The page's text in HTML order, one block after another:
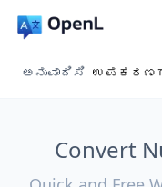
ಅನುವಾದಿಸಿ
Convert